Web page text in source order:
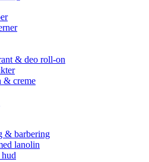
& deo roll-on
& creme
& barbering
lanolin